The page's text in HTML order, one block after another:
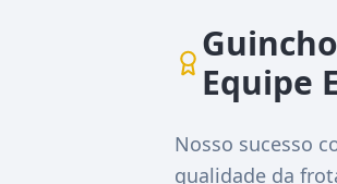
Equipe
Nosso sucesso
qualidade da